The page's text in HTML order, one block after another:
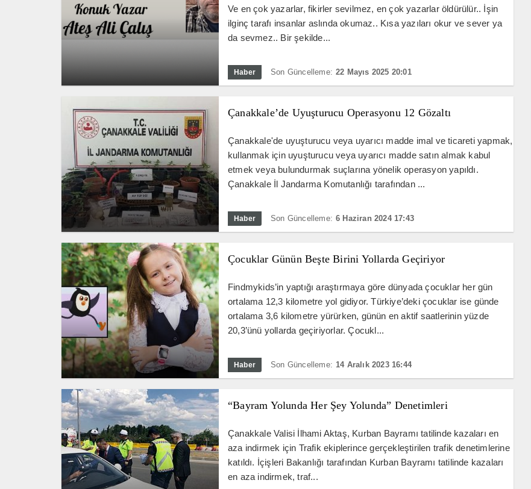
Ve en çok yazarlar, fikirler sevilmez, en çok yazarlar öldürülür.. İşin
ilginç tarafı insanlar aslında okumaz.. Kısa yazıları okur ve sever ya
da sevmez.. Bir şekilde...
Haber Son Güncelleme: 22 Mayıs 2025 20:01
Çanakkale’de Uyuşturucu Operasyonu 12 Gözaltı
Çanakkale'de uyuşturucu veya uyarıcı madde imal ve ticareti yapmak,
kullanmak için uyuşturucu veya uyarıcı madde satın almak kabul
etmek veya bulundurmak suçlarına yönelik operasyon yapıldı.
Çanakkale İl Jandarma Komutanlığı tarafından ...
Haber Son Güncelleme: 6 Haziran 2024 17:43
Çocuklar Günün Beşte Birini Yollarda Geçiriyor
Findmykids’in yaptığı araştırmaya göre dünyada çocuklar her gün
ortalama 12,3 kilometre yol gidiyor. Türkiye’deki çocuklar ise günde
ortalama 3,6 kilometre yürürken, günün en aktif saatlerinin yüzde
20,3’ünü yollarda geçiriyorlar. Çocukl...
Haber Son Güncelleme: 14 Aralık 2023 16:44
“Bayram Yolunda Her Şey Yolunda” Denetimleri
Çanakkale Valisi İlhami Aktaş, Kurban Bayramı tatilinde kazaları en
aza indirmek için Trafik ekiplerince gerçekleştirilen trafik denetimlerine
katıldı. İçişleri Bakanlığı tarafından Kurban Bayramı tatilinde kazaları
en aza indirmek, traf...